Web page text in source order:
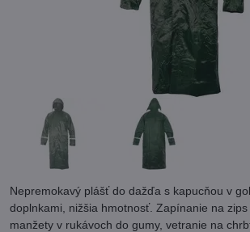
Nepremokavý plášť do dažďa s kapucňou v
doplnkami, nižšia hmotnosť. Zapínanie na
manžety v rukávoch do gumy, vetranie na